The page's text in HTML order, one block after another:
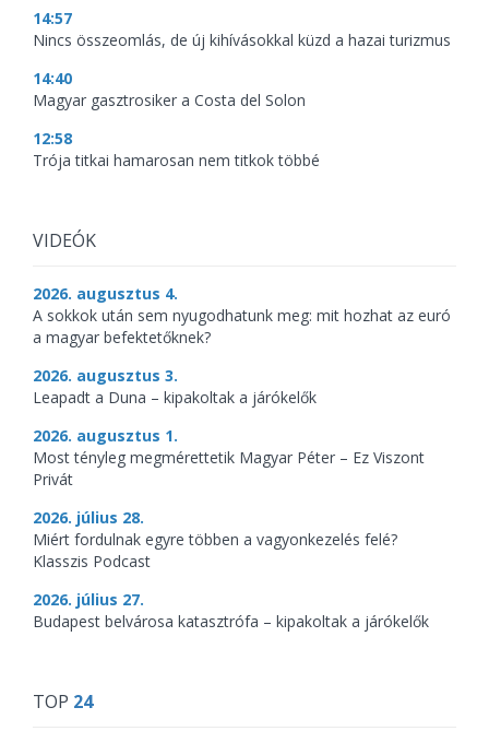
14:57
Nincs összeomlás, de új kihívásokkal küzd a hazai turizmus
14:40
Magyar gasztrosiker a Costa del Solon
12:58
Trója titkai hamarosan nem titkok többé
VIDEÓK
2026. augusztus 4.
A sokkok után sem nyugodhatunk meg: mit hozhat az euró
a magyar befektetőknek?
2026. augusztus 3.
Leapadt a Duna – kipakoltak a járókelők
2026. augusztus 1.
Most tényleg megmérettetik Magyar Péter – Ez Viszont
Privát
2026. július 28.
Miért fordulnak egyre többen a vagyonkezelés felé?
Klasszis Podcast
2026. július 27.
Budapest belvárosa katasztrófa – kipakoltak a járókelők
TOP 24